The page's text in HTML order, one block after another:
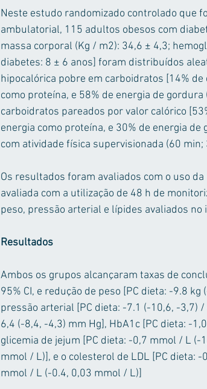
Neste estudo randomizado controlado que
ambulatorial, 115 adultos obesos com
massa corporal (Kg / m2): 34,6 ± 4,3;
diabetes: 8 ± 6 anos] foram distribuídos
hipocalórica pobre em carboidratos [14%
como proteína, e 58% de energia de
carboidratos pareados por valor calórico
energia como proteína, e 30% de energia
com atividade física supervisionada (60 min;
Os resultados foram avaliados com o uso
avaliada com a utilização de 48 h de
peso, pressão arterial e lípides avaliados no
Resultados
Ambos os grupos alcançaram taxas de
95% CI, e redução de peso [PC dieta: -9.8
pressão arterial [PC dieta: -7.1 (-10,6, -3,7)
6,4 (-8,4, -4,3) mm Hg], HbA1c [PC dieta: -
glicemia de jejum [PC dieta: -0,7 mmol / L
mmol / L)], e o colesterol de LDL [PC dieta:
mmol / L (-0.4, 0,03 mmol / L)]